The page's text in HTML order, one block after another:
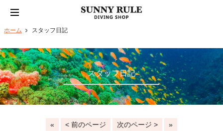
ホーム スタッフ日記
スタッフ日記
« < 前のページ 次のページ > »